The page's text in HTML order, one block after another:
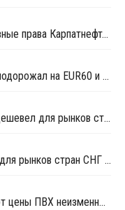
Украинский суд арестовал корпоративные права Карпатнефтехима
ПВХ в Европе для рынков стран СНГ подорожал на EUR60 и более для рынков стран СНГ
В ноябре европейский полиэтилен подешевел для рынков стран СНГ
Европейский ПВХ подорожал в марте для рынков стран СНГ вопреки снижению цены этилена
Европейские производители сохраняют цены ПВХ неизменными для стран СНГ на сентябрь